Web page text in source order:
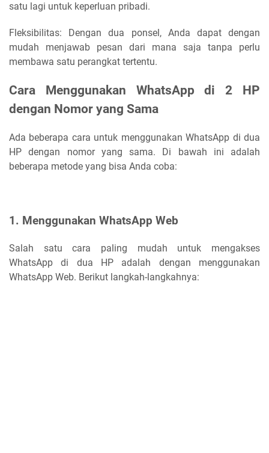
satu lagi untuk keperluan pribadi.
Fleksibilitas: Dengan dua ponsel, Anda dapat dengan
mudah menjawab pesan dari mana saja tanpa perlu
membawa satu perangkat tertentu.
Cara Menggunakan WhatsApp di 2 HP
dengan Nomor yang Sama
Ada beberapa cara untuk menggunakan WhatsApp di dua
HP dengan nomor yang sama. Di bawah ini adalah
beberapa metode yang bisa Anda coba:
1. Menggunakan WhatsApp Web
Salah satu cara paling mudah untuk mengakses
WhatsApp di dua HP adalah dengan menggunakan
WhatsApp Web. Berikut langkah-langkahnya: